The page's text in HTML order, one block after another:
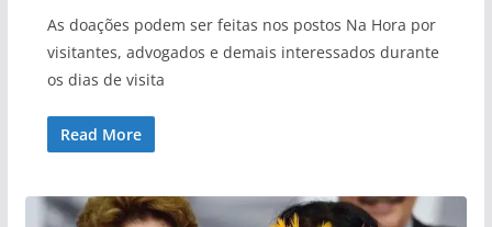
As doações podem ser feitas nos postos Na Hora por
visitantes, advogados e demais interessados durante
os dias de visita
Read More